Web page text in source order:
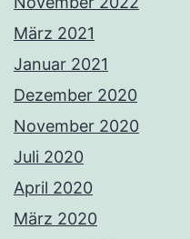
März 2021
Januar 2021
Dezember 2020
November 2020
Juli 2020
April 2020
März 2020